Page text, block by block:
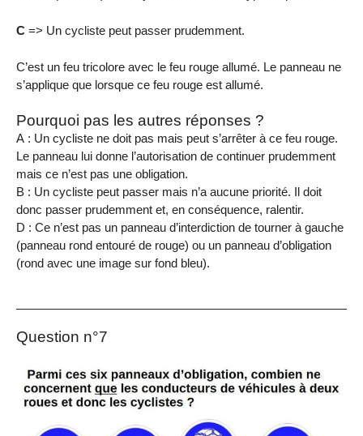
C => Un cycliste peut passer prudemment.
C’est un feu tricolore avec le feu rouge allumé. Le panneau ne
s’applique que lorsque ce feu rouge est allumé.
Pourquoi pas les autres réponses ?
A : Un cycliste ne doit pas mais peut s’arrêter à ce feu rouge.
Le panneau lui donne l’autorisation de continuer prudemment
mais ce n’est pas une obligation.
B : Un cycliste peut passer mais n’a aucune priorité. Il doit
donc passer prudemment et, en conséquence, ralentir.
D : Ce n’est pas un panneau d’interdiction de tourner à gauche
(panneau rond entouré de rouge) ou un panneau d’obligation
(rond avec une image sur fond bleu).
Question n°7